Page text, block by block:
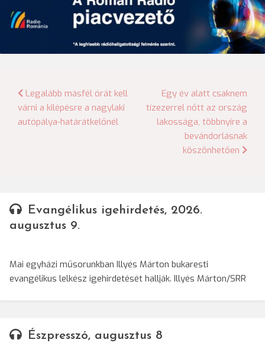
Bejegyzés
navigáció
Legalább másfél órát kell
várni a kilépésre a nagylaki
autópálya-határátkelőnél
Egy év alatt csaknem
tízezerrel nőtt az ország
lakossága, többnyire a
bevándorlásnak
köszönhetően
Evangélikus igehirdetés, 2026.
augusztus 9.
Mai egyházi műsorunkban Illyés Márton bukaresti
evangélikus lelkész igehirdetését hallják. Illyés Márton/SRR
Észpresszó, augusztus 8